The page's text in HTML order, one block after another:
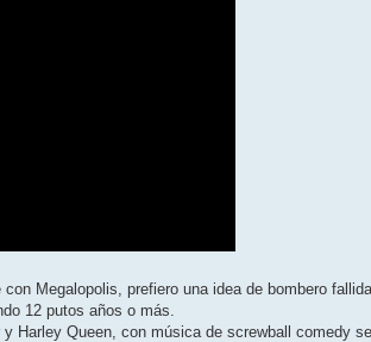
Megalopolis, prefiero una idea de bombero fallida
12 putos años o más.
Harley Queen, con música de screwball comedy